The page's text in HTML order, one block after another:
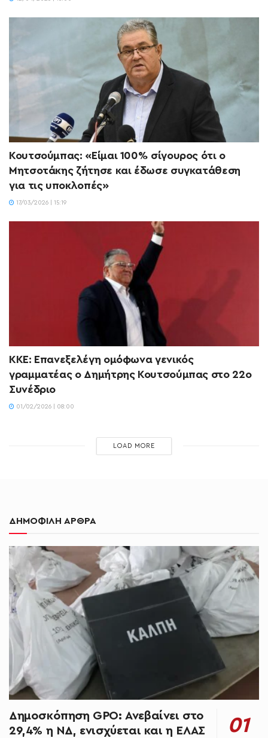
Κουτσούμπας: «Είμαι 100% σίγουρος ότι ο
Μητσοτάκης ζήτησε και έδωσε συγκατάθεση
για τις υποκλοπές»
17/03/2026 | 15:19
ΚΚΕ: Eπανεξελέγη ομόφωνα γενικός
γραμματέας ο Δημήτρης Κουτσούμπας στο 22ο
Συνέδριο
01/02/2026 | 08:00
LOAD MORE
ΔΗΜΟΦΙΛΗ ΑΡΘΡΑ
Δημοσκόπηση GPO: Ανεβαίνει στο
29,4% η ΝΔ, ενισχύεται και η ΕΛΑΣ